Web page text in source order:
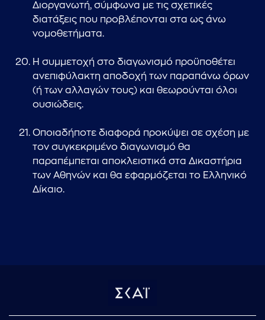
Διοργανωτή, σύμφωνα με τις σχετικές
διατάξεις που προβλέπονται στα ως άνω
νομοθετήματα.
Η συμμετοχή στο διαγωνισμό προϋποθέτει
ανεπιφύλακτη αποδοχή των παραπάνω όρων
(ή των αλλαγών τους) και θεωρούνται όλοι
ουσιώδεις.
Οποιαδήποτε διαφορά προκύψει σε σχέση με
τον συγκεκριμένο διαγωνισμό θα
παραπέμπεται αποκλειστικά στα Δικαστήρια
των Αθηνών και θα εφαρμόζεται το Ελληνικό
Δίκαιο.